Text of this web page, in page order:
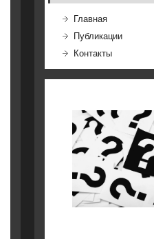
Главная
Публикации
Контакты